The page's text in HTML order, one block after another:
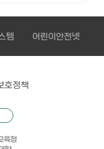
넷 공공데이터 의견수
호정책